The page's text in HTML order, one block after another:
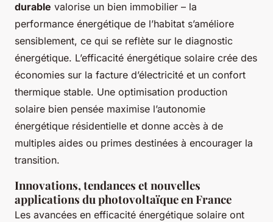
durable valorise un bien immobilier – la
performance énergétique de l’habitat s’améliore
sensiblement, ce qui se reflète sur le diagnostic
énergétique. L’efficacité énergétique solaire crée des
économies sur la facture d’électricité et un confort
thermique stable. Une optimisation production
solaire bien pensée maximise l’autonomie
énergétique résidentielle et donne accès à de
multiples aides ou primes destinées à encourager la
transition.
Innovations, tendances et nouvelles
applications du photovoltaïque en France
Les avancées en efficacité énergétique solaire ont